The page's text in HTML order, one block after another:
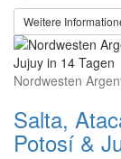
Weitere
Nordwesten
Salta,
Potosí &